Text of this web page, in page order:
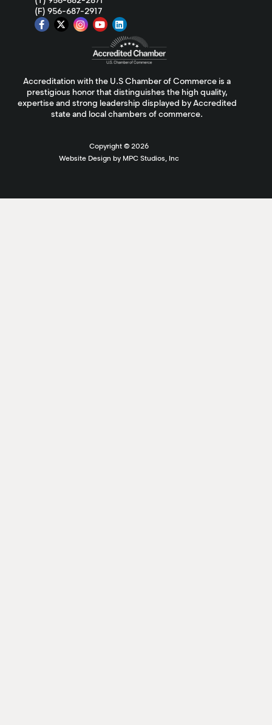
(F) 956-687-2917
Accreditation with the U.S Chamber of Commerce is a
prestigious honor that distinguishes the high quality,
expertise and strong leadership displayed by Accredited
state and local chambers of commerce.
Copyright © 2026
Website Design by MPC Studios, Inc